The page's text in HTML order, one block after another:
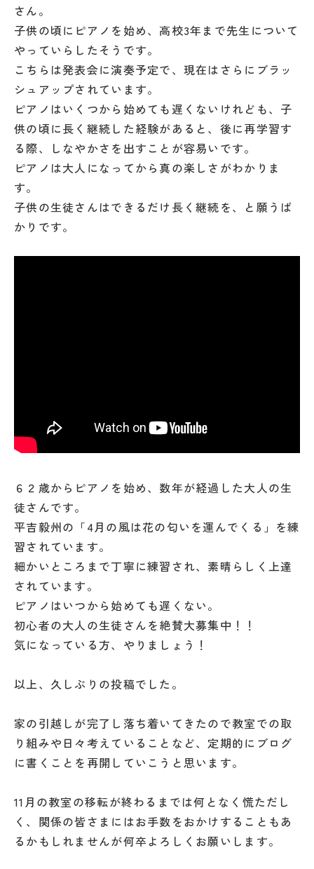
さん。
子供の頃にピアノを始め、高校3年まで先生について
やっていらしたそうです。
こちらは発表会に演奏予定で、現在はさらにブラッ
シュアップされています。
ピアノはいくつから始めても遅くないけれども、子
供の頃に長く継続した経験があると、後に再学習す
る際、しなやかさを出すことが容易いです。
ピアノは大人になってから真の楽しさがわかりま
す。
子供の生徒さんはできるだけ長く継続を、と願うば
かりです。
６２歳からピアノを始め、数年が経過した大人の生
徒さんです。
平吉毅州の「4月の風は花の匂いを運んでくる」を練
習されています。
細かいところまで丁寧に練習され、素晴らしく上達
されています。
ピアノはいつから始めても遅くない。
初心者の大人の生徒さんを絶賛大募集中！！
気になっている方、やりましょう！
以上、久しぶりの投稿でした。
家の引越しが完了し落ち着いてきたので教室での取
り組みや日々考えていることなど、定期的にブログ
に書くことを再開していこうと思います。
11月の教室の移転が終わるまでは何となく慌ただし
く、関係の皆さまにはお手数をおかけすることもあ
るかもしれませんが何卒よろしくお願いします。